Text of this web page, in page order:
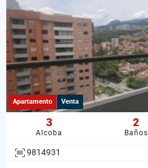
Apartamento Venta
3
Alcoba
2
Baños
9814931